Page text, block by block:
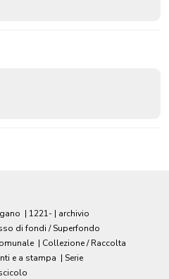
| 1221- | archivio
di fondi / Superfondo
| Collezione / Raccolta
e a stampa | Serie